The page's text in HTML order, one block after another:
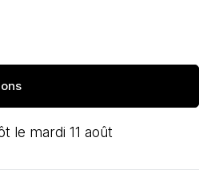
le mardi 11 août